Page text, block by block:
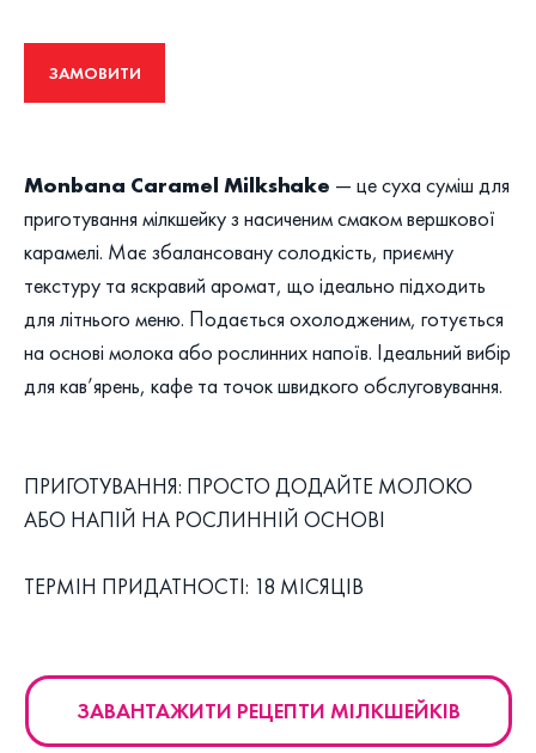
ЗАМОВИТИ
Monbana Caramel Milkshake — це суха суміш для
приготування мілкшейку з насиченим смаком вершкової
карамелі. Має збалансовану солодкість, приємну
текстуру та яскравий аромат, що ідеально підходить
для літнього меню. Подається охолодженим, готується
на основі молока або рослинних напоїв. Ідеальний вибір
для кав’ярень, кафе та точок швидкого обслуговування.
ПРИГОТУВАННЯ: ПРОСТО ДОДАЙТЕ МОЛОКО
АБО НАПІЙ НА РОСЛИННІЙ ОСНОВІ
ТЕРМІН ПРИДАТНОСТІ: 18 МІСЯЦІВ
ЗАВАНТАЖИТИ РЕЦЕПТИ МІЛКШЕЙКІВ